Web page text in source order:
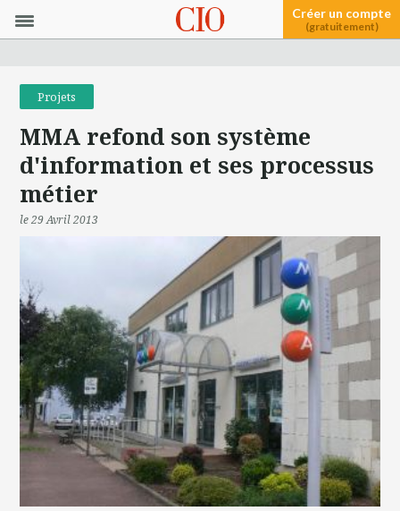
Créer un compte
(gratuitement)
Projets
MMA refond son système
d'information et ses processus
métier
le 29 Avril 2013